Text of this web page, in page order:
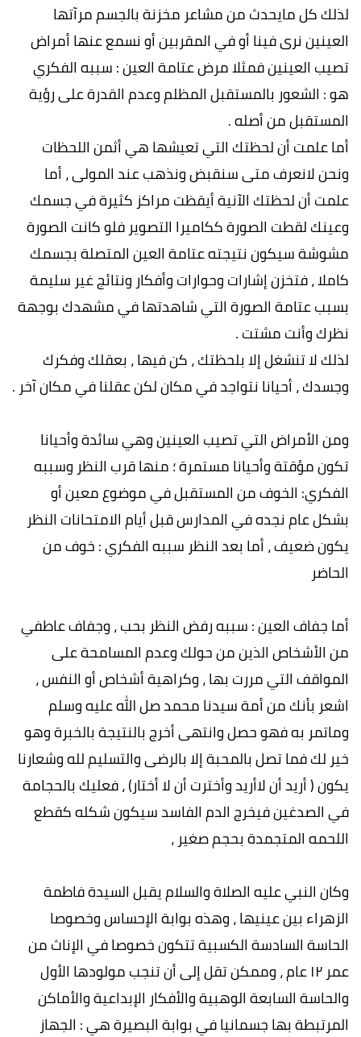
لذلك كل مايحدث من مشاعر مخزنة بالجسم مرآتها
العينين نرى فينا أو في المقربين أو نسمع عنها أمراض
تصيب العينين فمثلا مرض عتامة العين : سببه الفكري
هو : الشعور بالمستقبل المظلم وعدم القدرة على رؤية
المستقبل من أصله .
أما علمت أن لحظتك التي تعيشها هي أثمن اللحظات
ونحن لانعرف متى سنقبض ونذهب عند المولى ، أما
علمت أن لحظتك الآنية أيقظت مراكز كثيرة في جسمك
وعينك لقطت الصورة ككاميرا التصوير فلو كانت الصورة
مشوشة سيكون نتيجته عتامة العين المتصلة بجسمك
كاملا ، فتخزن إشارات وحوارات وأفكار ونتائج غير سليمة
بسبب عتامة الصورة التي شاهدتها في مشهدك بوجهة
نظرك وأنت مشتت .
لذلك لا تنشغل إلا بلحظتك ، كن فيها ، بعقلك وفكرك
وجسدك ، أحيانا نتواجد في مكان لكن عقلنا في مكان آخر .
ومن الأمراض التي تصيب العينين وهي سائدة وأحيانا
تكون مؤقتة وأحيانا مستمرة ؛ منها قرب النظر وسببه
الفكري: الخوف من المستقبل في موضوع معين أو
بشكل عام نجده في المدارس قبل أيام الامتحانات النظر
يكون ضعيف ، أما بعد النظر سببه الفكري : خوف من
الحاضر
أما جفاف العين : سببه رفض النظر بحب ، وجفاف عاطفي
من الأشخاص الذين من حولك وعدم المسامحة على
المواقف التي مررت بها ، وكراهية أشخاص أو النفس ،
اشعر بأنك من أمة سيدنا محمد صل الله عليه وسلم
وماتمر به فهو حصل وانتهى أخرج بالنتيجة بالخبرة وهو
خير لك فما تصل بالمحبة إلا بالرضى والتسليم لله وشعارنا
يكون ( أريد أن لاأريد وأخترت أن لا أختار) ، فعليك بالحجامة
في الصدغين فيخرج الدم الفاسد سيكون شكله كقطع
اللحمه المتجمدة بحجم صغير ،
وكان النبي عليه الصلاة والسلام يقبل السيدة فاطمة
الزهراء بين عينيها ، وهذه بوابة الإحساس وخصوصا
الحاسة السادسة الكسبية تتكون خصوصا في الإناث من
عمر ١٢ عام ، وممكن تقل إلى أن تنجب مولودها الأول
والحاسة السابعة الوهبية والأفكار الإبداعية والأماكن
المرتبطة بها جسمانيا في بوابة البصيرة هي : الجهاز